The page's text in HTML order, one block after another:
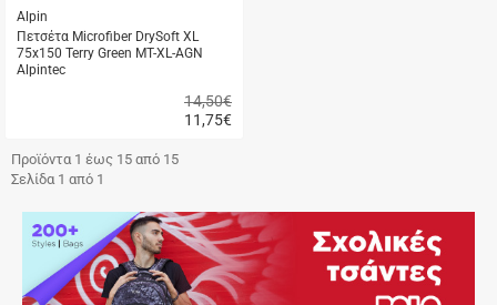
Alpin
Πετσέτα Microfiber DrySoft XL
75x150 Terry Green MT-XL-AGN
Alpintec
11,75€
14,50€
αγορά
Προϊόντα 1 έως 15 από 15
Σελίδα 1 από 1